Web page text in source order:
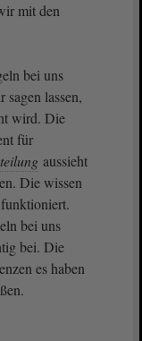
mit den
bei uns
lassen,
wird. Die
für
aussieht
Die wissen
bei uns
bei. Die
es haben